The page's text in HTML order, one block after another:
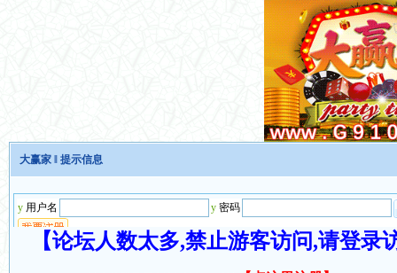
大赢家 ‖ 提示信息
【论坛人数太多,禁止游客访问,请登